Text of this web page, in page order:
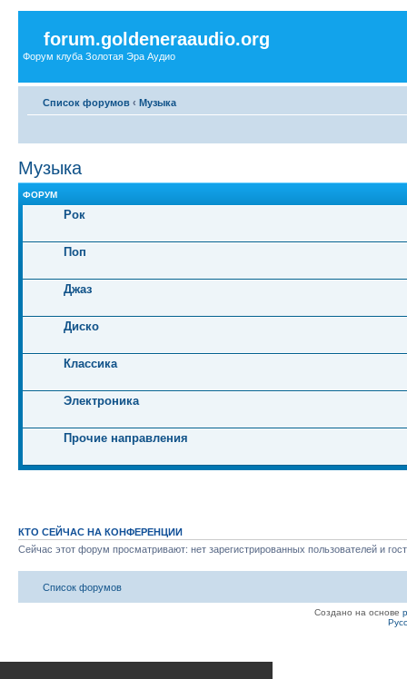
forum.goldeneraaudio.org
Форум клуба Золотая Эра Аудио
Список форумов ‹ Музыка
Музыка
ФОРУМ
Рок
Поп
Джаз
Диско
Классика
Электроника
Прочие направления
КТО СЕЙЧАС НА КОНФЕРЕНЦИИ
Сейчас этот форум просматривают: нет зарегистрированных пользователей и
Список форумов
Создано на основе